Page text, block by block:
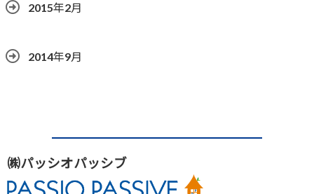
2015年2月
2014年9月
㈱パッシオパッシブ